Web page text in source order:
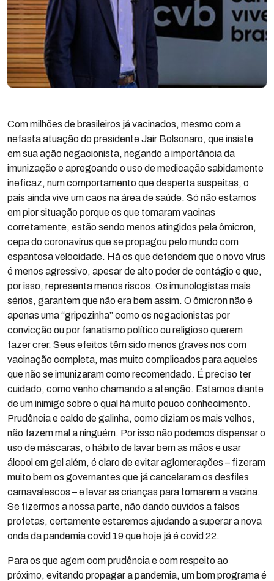
Com milhões de brasileiros já vacinados, mesmo com a
nefasta atuação do presidente Jair Bolsonaro, que insiste
em sua ação negacionista, negando a importância da
imunização e apregoando o uso de medicação sabidamente
ineficaz, num comportamento que desperta suspeitas, o
país ainda vive um caos na área de saúde. Só não estamos
em pior situação porque os que tomaram vacinas
corretamente, estão sendo menos atingidos pela ômicron,
cepa do coronavírus que se propagou pelo mundo com
espantosa velocidade. Há os que defendem que o novo vírus
é menos agressivo, apesar de alto poder de contágio e que,
por isso, representa menos riscos. Os imunologistas mais
sérios, garantem que não era bem assim. O ômicron não é
apenas uma “gripezinha” como os negacionistas por
convicção ou por fanatismo político ou religioso querem
fazer crer. Seus efeitos têm sido menos graves nos com
vacinação completa, mas muito complicados para aqueles
que não se imunizaram como recomendado. É preciso ter
cuidado, como venho chamando a atenção. Estamos diante
de um inimigo sobre o qual há muito pouco conhecimento.
Prudência e caldo de galinha, como diziam os mais velhos,
não fazem mal a ninguém. Por isso não podemos dispensar o
uso de máscaras, o hábito de lavar bem as mãos e usar
álcool em gel além, é claro de evitar aglomerações – fizeram
muito bem os governantes que já cancelaram os desfiles
carnavalescos – e levar as crianças para tomarem a vacina.
Se fizermos a nossa parte, não dando ouvidos a falsos
profetas, certamente estaremos ajudando a superar a nova
onda da pandemia covid 19 que hoje já é covid 22.
Para os que agem com prudência e com respeito ao
próximo, evitando propagar a pandemia, um bom programa é